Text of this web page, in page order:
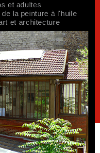
et adultes
la peinture à l'huile
et architecture